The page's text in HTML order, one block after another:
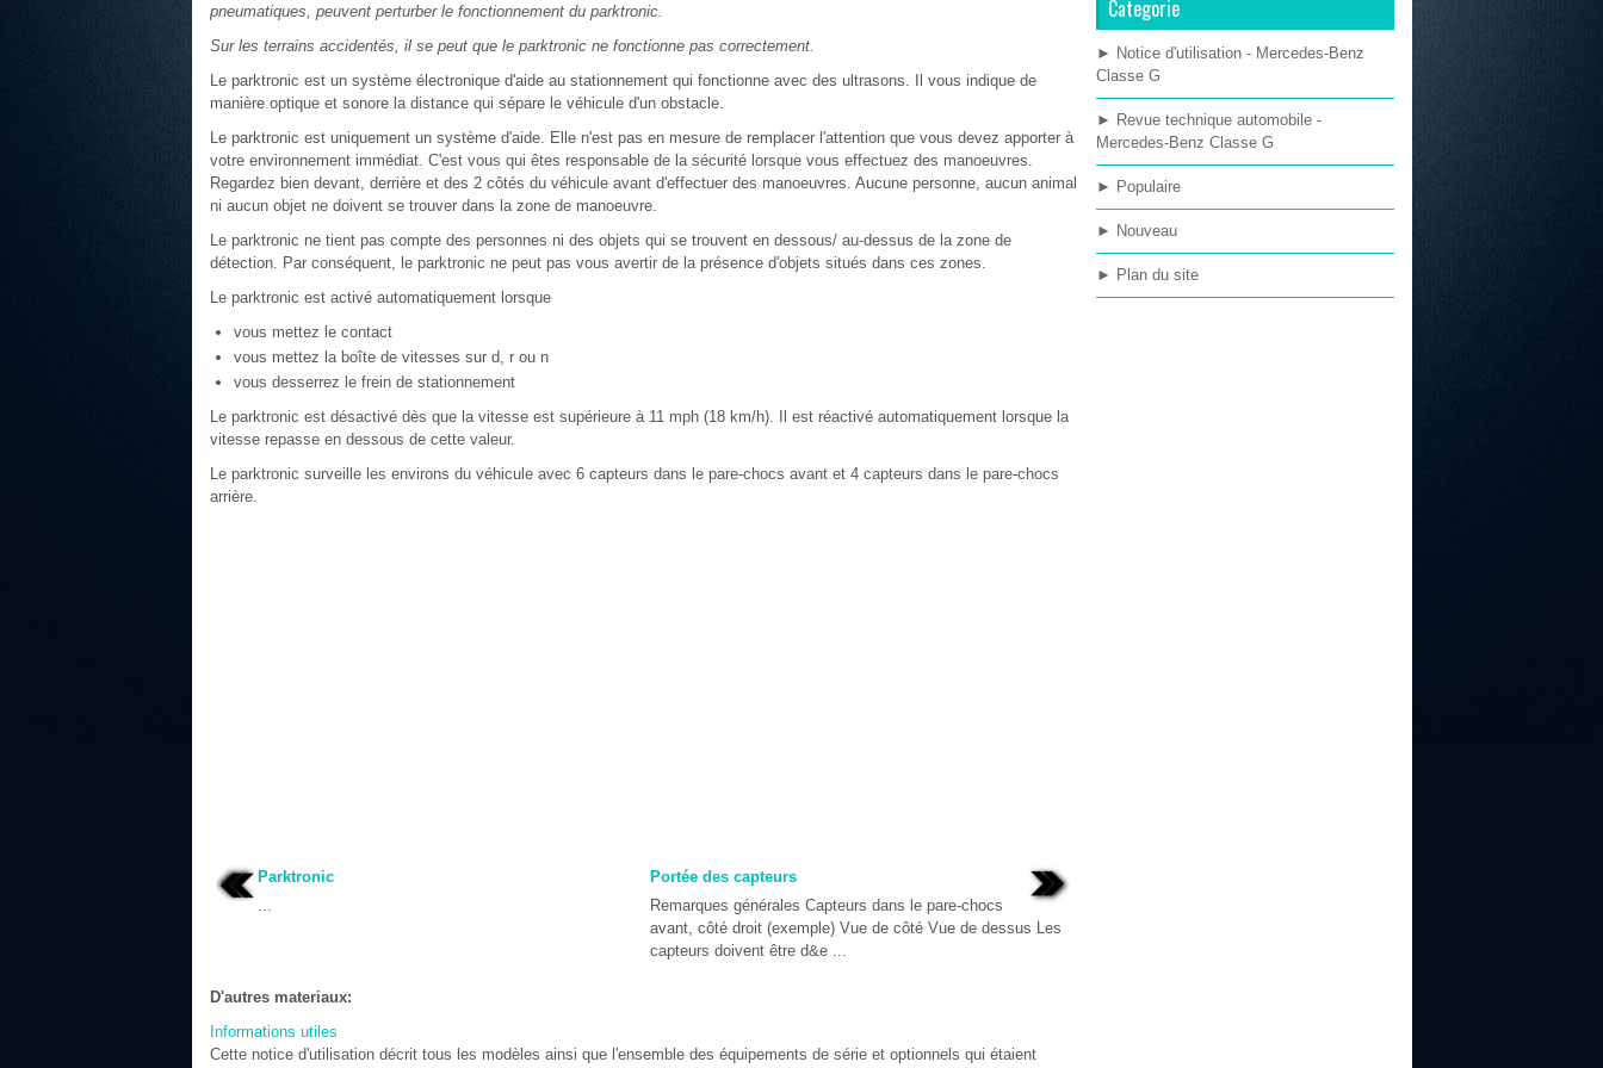
pneumatiques, peuvent perturber le fonctionnement du parktronic.
Sur les terrains accidentés, il se peut que le parktronic ne fonctionne pas correctement.
Le parktronic est un système électronique d'aide au stationnement qui fonctionne avec des ultrasons. Il vous indique de
manière optique et sonore la distance qui sépare le véhicule d'un obstacle.
Le parktronic est uniquement un système d'aide. Elle n'est pas en mesure de remplacer l'attention que vous devez apporter à
votre environnement immédiat. C'est vous qui êtes responsable de la sécurité lorsque vous effectuez des manoeuvres.
Regardez bien devant, derrière et des 2 côtés du véhicule avant d'effectuer des manoeuvres. Aucune personne, aucun animal
ni aucun objet ne doivent se trouver dans la zone de manoeuvre.
Le parktronic ne tient pas compte des personnes ni des objets qui se trouvent en dessous/ au-dessus de la zone de
détection. Par conséquent, le parktronic ne peut pas vous avertir de la présence d'objets situés dans ces zones.
Le parktronic est activé automatiquement lorsque
vous mettez le contact
vous mettez la boîte de vitesses sur d, r ou n
vous desserrez le frein de stationnement
Le parktronic est désactivé dès que la vitesse est supérieure à 11 mph (18 km/h). Il est réactivé automatiquement lorsque la
vitesse repasse en dessous de cette valeur.
Le parktronic surveille les environs du véhicule avec 6 capteurs dans le pare-chocs avant et 4 capteurs dans le pare-chocs
arrière.
Parktronic
...
Portée des capteurs
Remarques générales Capteurs dans le pare-chocs
avant, côté droit (exemple) Vue de côté Vue de dessus Les
capteurs doivent être d&e ...
D'autres materiaux:
Informations utiles
Cette notice d'utilisation décrit tous les modèles ainsi que l'ensemble des équipements de série et optionnels qui étaient
Categorie
► Notice d'utilisation - Mercedes-Benz
Classe G
► Revue technique automobile -
Mercedes-Benz Classe G
► Populaire
► Nouveau
► Plan du site